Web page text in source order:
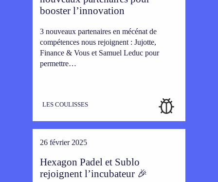
booster l’innovation
3 nouveaux partenaires en mécénat de
compétences nous rejoignent : Jujotte,
Finance & Vous et Samuel Leduc pour
permettre…
LES COULISSES
26 février 2025
Hexagon Padel et Sublo
rejoignent l’incubateur 🎉